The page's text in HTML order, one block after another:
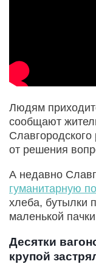
Людям
сообщают
Славгородского
от решения
А недавно
гуманитарную
хлеба, бутылки
маленькой
Десятки
крупой